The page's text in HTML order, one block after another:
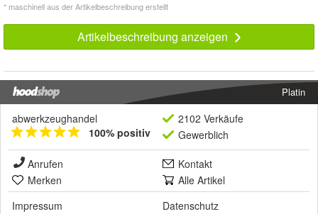
* maschinell aus der Artikelbeschreibung erstellt
Artikelbeschreibung anzeigen
Platin
abwerkzeughandel
100% positiv
2102 Verkäufe
Gewerblich
Anrufen
Kontakt
Merken
Alle Artikel
Impressum
Datenschutz